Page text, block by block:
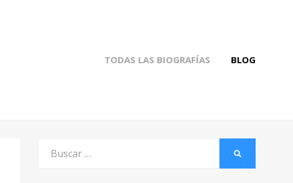
TODAS LAS BIOGRAFÍAS BLOG
Buscar